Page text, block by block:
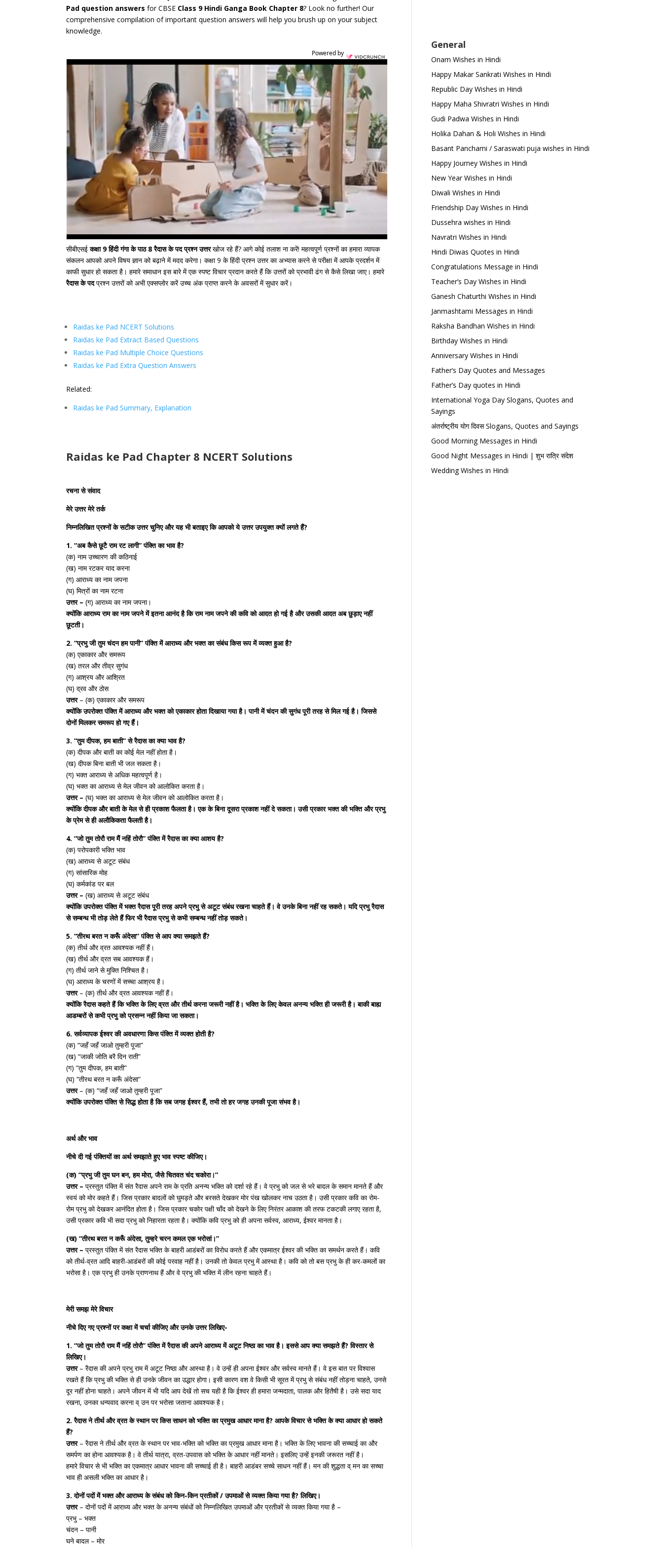
Pad question answers for CBSE Class 9 Hindi Ganga Book Chapter 8? Look no further! Our
comprehensive compilation of important question answers will help you brush up on your subject
knowledge.
Powered by
सीबीएसईकक्षा 9 हिंदी गंगा के पाठ 8 रैदास के पद प्रश्न उत्तरखोज रहे हैं? आगे कोई तलाश ना करें! महत्वपूर्ण प्रश्नों का हमारा व्यापक
संकलन आपको अपने विषय ज्ञान को बढ़ाने में मदद करेगा। कक्षा 9 के हिंदी प्रश्न उत्तर का अभ्यास करने से परीक्षा में आपके प्रदर्शन में
काफी सुधार हो सकता है। हमारे समाधान इस बारे में एक स्पष्ट विचार प्रदान करते हैं कि उत्तरों को प्रभावी ढंग से कैसे लिखा जाए। हमारे
रैदास के पदप्रश्न उत्तरों को अभी एक्सप्लोर करें उच्च अंक प्राप्त करने के अवसरों में सुधार करें।
Raidas ke Pad NCERT Solutions
Raidas ke Pad Extract Based Questions
Raidas ke Pad Multiple Choice Questions
Raidas ke Pad Extra Question Answers
Related:
Raidas ke Pad Summary, Explanation
Raidas ke Pad Chapter 8 NCERT Solutions
रचना से संवाद
मेरे उत्तर मेरे तर्क
निम्नलिखित प्रश्नों के सटीक उत्तर चुनिए और यह भी बताइए कि आपको ये उत्तर उपयुक्त क्यों लगते हैं?
1. “अब कैसे छूटै राम रट लागी” पंक्ति का भाव है?
(क) नाम उच्चारण की कठिनाई
(ख) नाम रटकर याद करना
(ग) आराध्य का नाम जपना
(घ) मित्रों का नाम रटना
उत्तर – (ग) आराध्य का नाम जपना।
क्योंकि आराध्य राम का नाम जपने में इतना आनंद है कि राम नाम जपने की कवि को आदत हो गई है और उसकी आदत अब छुड़ाए नहीं
छूटती।
2. “प्रभु जी तुम चंदन हम पानी” पंक्ति में आराध्य और भक्त का संबंध किस रूप में व्यक्त हुआ है?
(क) एकाकार और समरूप
(ख) तरल और तीव्र सुगंध
(ग) आश्रय और आश्रित
(घ) द्रव और ठोस
उत्तर– (क) एकाकार और समरूप
क्योंकि उपरोक्त पंक्ति में आराध्य और भक्त को एकाकार होता दिखाया गया है। पानी में चंदन की सुगंध पूरी तरह से मिल गई है। जिससे
दोनों मिलकर समरूप हो गए हैं।
3. “तुम दीपक, हम बाती” से रैदास का क्या भाव है?
(क) दीपक और बाती का कोई मेल नहीं होता है।
(ख) दीपक बिना बाती भी जल सकता है।
(ग) भक्त आराध्य से अधिक महत्वपूर्ण है।
(घ) भक्त का आराध्य से मेल जीवन को आलोकित करता है।
उत्तर – (घ) भक्त का आराध्य से मेल जीवन को आलोकित करता है।
क्योंकि दीपक और बाती के मेल से ही प्रकाश फैलता है। एक के बिना दूसरा प्रकाश नहीं दे सकता। उसी प्रकार भक्त की भक्ति और प्रभु
के प्रेम से ही अलौकिकता फैलती है।
4. “जो तुम तोरौ राम मैं नहिं तोरौ” पंक्ति में रैदास का क्या आशय है?
(क) परोपकारी भक्ति भाव
(ख) आराध्य से अटूट संबंध
(ग) सांसारिक मोह
(घ) कर्मकांड पर बल
उत्तर – (ख) आराध्य से अटूट संबंध
क्योंकि उपरोक्त पंक्ति में भक्त रैदास पूरी तरह अपने प्रभु से अटूट संबंध रखना चाहते हैं। वे उनके बिना नहीं रह सकते। यदि प्रभु रैदास
से सम्बन्ध भी तोड़ लेते हैं फिर भी रैदास प्रभु से कभी सम्बन्ध नहीं तोड़ सकते।
5. “तीरथ बरत न करूँ अंदेसा” पंक्ति से आप क्या समझते हैं?
(क) तीर्थ और व्रत आवश्यक नहीं हैं।
(ख) तीर्थ और व्रत सब आवश्यक हैं।
(ग) तीर्थ जाने से मुक्ति निश्चित है।
(घ) आराध्य के चरणों में सच्चा आश्रय है।
उत्तर– (क) तीर्थ और व्रत आवश्यक नहीं हैं।
क्योंकि रैदास कहते हैं कि भक्ति के लिए व्रत और तीर्थ करना जरूरी नहीं है। भक्ति के लिए केवल अनन्य भक्ति ही जरूरी है। बाकी बाह्य
आडम्बरों से कभी प्रभु को प्रसन्न नहीं किया जा सकता।
6. सर्वव्यापक ईश्वर की अवधारणा किस पंक्ति में व्यक्त होती है?
(क) “जहँ जहँ जाओ तुम्हरी पूजा”
(ख) “जाकी जोति बरै दिन राती”
(ग) “तुम दीपक, हम बाती”
(घ) “तीरथ बरत न करूँ अंदेसा”
उत्तर– (क) “जहँ जहँ जाओ तुम्हरी पूजा”
क्योंकि उपरोक्त पंक्ति से सिद्ध होता है कि सब जगह ईश्वर हैं, तभी तो हर जगह उनकी पूजा संभव है।
अर्थ और भाव
नीचे दी गई पंक्तियों का अर्थ समझाते हुए भाव स्पष्ट कीजिए।
(क) “प्रभु जी तुम घन बन, हम मोरा, जैसे चितवत चंद चकोरा।”
उत्तर –प्रस्तुत पंक्ति में संत रैदास अपने राम के प्रति अनन्य भक्ति को दर्शा रहे हैं। वे प्रभु को जल से भरे बादल के समान मानते हैं और
स्वयं को मोर कहते हैं। जिस प्रकार बादलों को घुमड़ते और बरसते देखकर मोर पंख खोलकर नाच उठता है। उसी प्रकार कवि का रोम-
रोम प्रभु को देखकर आनंदित होता है। जिस प्रकार चकोर पक्षी चाँद को देखने के लिए निरंतर आकाश की तरफ टकटकी लगाए रहता है,
उसी प्रकार कवि भी सदा प्रभु को निहारता रहता है। क्योंकि कवि प्रभु को ही अपना सर्वस्व, आराध्य, ईश्वर मानता है।
(ख) “तीरथ बरत न करूँ अंदेसा, तुम्हरे चरन कमल एक भरोसां।”
उत्तर – प्रस्तुत पंक्ति में संत रैदास भक्ति के बाहरी आडंबरों का विरोध करते हैं और एकमात्र ईश्वर की भक्ति का समर्थन करते हैं। कवि
को तीर्थ-व्रत आदि बाहरी-आडंबरों की कोई परवाह नहीं है। उनकी तो केवल प्रभु में आस्था है। कवि को तो बस प्रभु के ही कर-कमलों का
भरोसा है। एक प्रभु ही उनके प्राणनाथ हैं और वे प्रभु की भक्ति में लीन रहना चाहते हैं।
मेरी समझ मेरे विचार
नीचे दिए गए प्रश्नों पर कक्षा में चर्चा कीजिए और उनके उत्तर लिखिए-
1. “जो तुम तोरौ राम मैं नहिं तोरौ” पंक्ति में रैदास की अपने आराध्य में अटूट निष्ठा का भाव है। इससे आप क्या समझते हैं? विस्तार से
लिखिए।
उत्तर– रैदास की अपने प्रभु राम में अटूट निष्ठा और आस्था है। वे उन्हें ही अपना ईश्वर और सर्वस्व मानते हैं। वे इस बात पर विश्वास
रखते हैं कि प्रभु की भक्ति से ही उनके जीवन का उद्धार होगा। इसी कारण वश वे किसी भी सूरत में प्रभु से संबंध नहीं तोड़ना चाहते, उनसे
दूर नहीं होना चाहते। अपने जीवन में भी यदि आप देखें तो सच यही है कि ईश्वर ही हमारा जन्मदाता, पालक और हितैषी है। उसे सदा याद
रखना, उनका धन्यवाद करना व् उन पर भरोसा जताना आवश्यक है।
2. रैदास ने तीर्थ और व्रत के स्थान पर किस साधन को भक्ति का प्रमुख आधार माना है? आपके विचार से भक्ति के क्या आधार हो सकते
हैं?
उत्तर– रैदास ने तीर्थ और व्रत के स्थान पर भाव-भक्ति को भक्ति का प्रमुख आधार माना है। भक्ति के लिए भावना की सच्चाई का और
समर्पण का होना आवश्यक है। वे तीर्थ यात्रा, व्रत-उपवास को भक्ति के आधार नहीं मानते। इसलिए उन्हें इनकी जरूरत नहीं है।
हमारे विचार से भी भक्ति का एकमात्र आधार भावना की सच्चाई ही है। बाहरी आडंबर सच्चे साधन नहीं हैं। मन की शुद्धता व् मन का सच्चा
भाव ही असली भक्ति का आधार है।
3. दोनों पदों में भक्त और आराध्य के संबंध को किन-किन प्रतीकों / उपमाओं से व्यक्त किया गया है? लिखिए।
उत्तर– दोनों पदों में आराध्य और भक्त के अनन्य संबंधों को निम्नलिखित उपमाओं और प्रतीकों से व्यक्त किया गया है –
प्रभु – भक्त
चंदन – पानी
घने बादल – मोर
General
Onam Wishes in Hindi
Happy Makar Sankrati Wishes in Hindi
Republic Day Wishes in Hindi
Happy Maha Shivratri Wishes in Hindi
Gudi Padwa Wishes in Hindi
Holika Dahan & Holi Wishes in Hindi
Basant Panchami / Saraswati puja wishes in Hindi
Happy Journey Wishes in Hindi
New Year Wishes in Hindi
Diwali Wishes in Hindi
Friendship Day Wishes in Hindi
Dussehra wishes in Hindi
Navratri Wishes in Hindi
Hindi Diwas Quotes in Hindi
Congratulations Message in Hindi
Teacher’s Day Wishes in Hindi
Ganesh Chaturthi Wishes in Hindi
Janmashtami Messages in Hindi
Raksha Bandhan Wishes in Hindi
Birthday Wishes in Hindi
Anniversary Wishes in Hindi
Father’s Day Quotes and Messages
Father’s Day quotes in Hindi
International Yoga Day Slogans, Quotes and
Sayings
अंतर्राष्ट्रीय योग दिवस Slogans, Quotes and Sayings
Good Morning Messages in Hindi
Good Night Messages in Hindi | शुभ रात्रि संदेश
Wedding Wishes in Hindi